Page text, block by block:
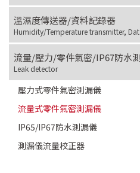
溫濕度傳送器/資料記錄器
Humidity/Temperature transmitter,
流量/壓力/零件氣密/IP67防水
Leak detector
壓力式零件氣密測漏儀
流量式零件氣密測漏儀
IP65/IP67防水測漏儀
測漏儀流量校正器